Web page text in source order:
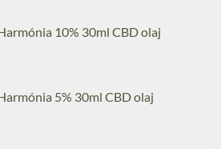
10% 30ml CBD olaj
5% 30ml CBD olaj